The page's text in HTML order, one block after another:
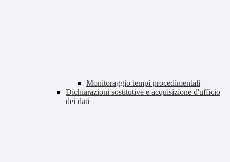
Monitoraggio tempi procedimentali
Dichiarazioni sostitutive e acquisizione d'ufficio
dei dati